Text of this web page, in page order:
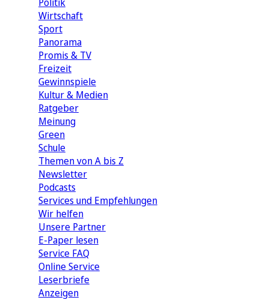
Wirtschaft
Sport
Panorama
Promis & TV
Freizeit
Gewinnspiele
Kultur & Medien
Ratgeber
Meinung
Green
Schule
Themen von A bis Z
Newsletter
Podcasts
Services und Empfehlungen
Wir helfen
Unsere Partner
E-Paper lesen
Service FAQ
Online Service
Leserbriefe
Anzeigen